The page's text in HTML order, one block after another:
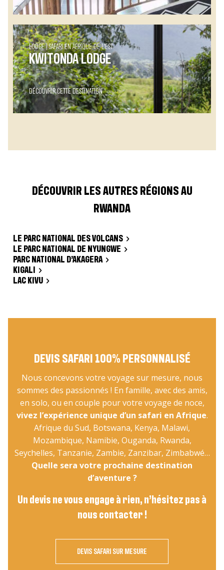
LODGE SAFARI EN AFRIQUE DE L’EST
KWITONDA LODGE
DÉCOUVRIR CETTE DESTINATION
DÉCOUVRIR LES AUTRES RÉGIONS AU
RWANDA
LE PARC NATIONAL DES VOLCANS
LE PARC NATIONAL DE NYUNGWE
PARC NATIONAL D’AKAGERA
KIGALI
LAC KIVU
DEVIS SAFARI 100% PERSONNALISÉ
Nous concevons votre voyage sur mesure, nous
sommes des passionnés ! En famille, avec des amis,
en solo, ou en couple pour votre voyage de noce,
vivez l’expérience unique d’un safari en Afrique.
Afrique du Sud, Botswana, Kenya, Malawi,
Mozambique, Namibie, Ouganda, Rwanda,
Seychelles, Tanzanie, Zambie, Zanzibar, Zimbabwé…
Quelle sera votre prochaine destination
d’aventure ?
Un devis ne vous engage à rien, n’hésitez pas à
nous contacter !
DEVIS SAFARI SUR MESURE